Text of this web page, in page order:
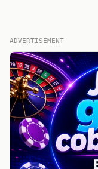
ADVERTISEMENT